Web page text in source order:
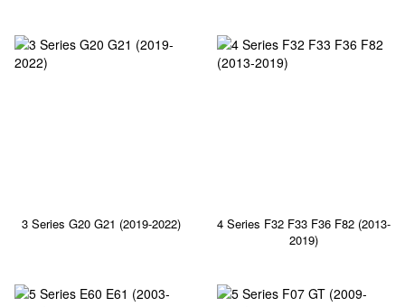
3 Series G20 G21 (2019-2022)
4 Series F32 F33 F36 F82 (2013-
2019)